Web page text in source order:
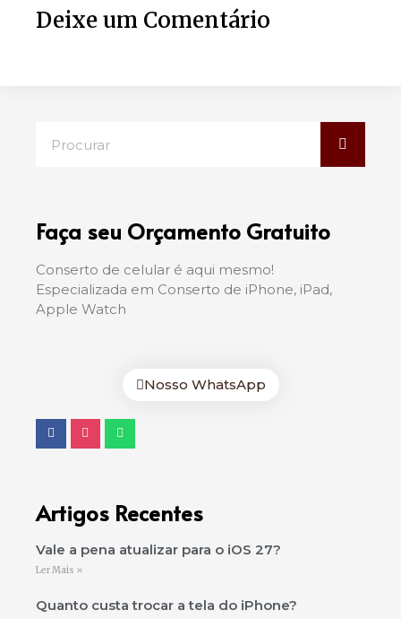
Deixe um Comentário
Faça seu Orçamento Gratuito
Conserto de celular é aqui mesmo!
Especializada em Conserto de iPhone, iPad,
Apple Watch
Nosso WhatsApp
Artigos Recentes
Vale a pena atualizar para o iOS 27?
Ler Mais »
Quanto custa trocar a tela do iPhone?